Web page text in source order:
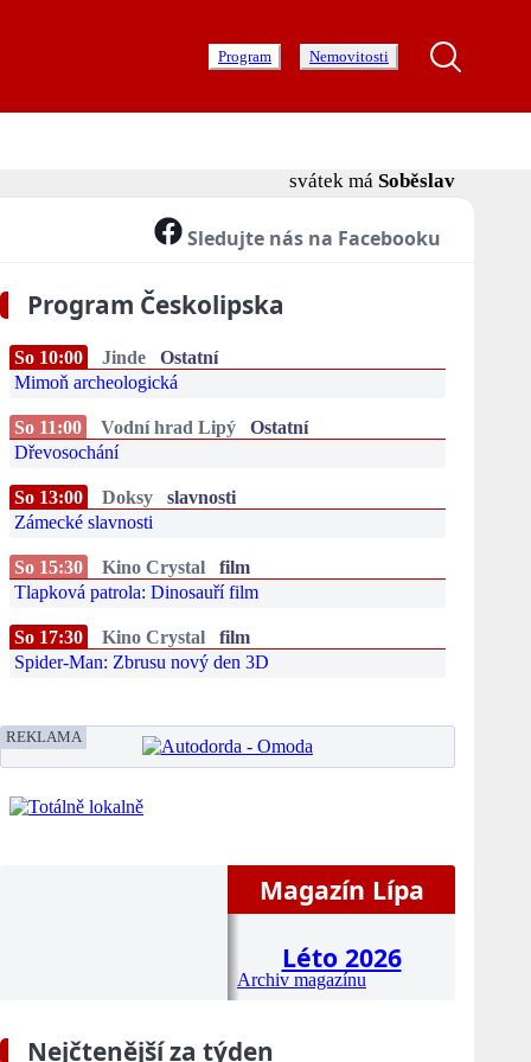
Program Nemovitosti
svátek má Soběslav
Sledujte nás na Facebooku
Program Českolipska
So 10:00 Jinde
Ostatní
Mimoň archeologická
So 11:00 Vodní hrad Lipý
Ostatní
Dřevosochání
So 13:00 Doksy
slavnosti
Zámecké slavnosti
So 15:30 Kino Crystal
film
Tlapková patrola: Dinosauří film
So 17:30 Kino Crystal
film
Spider-Man: Zbrusu nový den 3D
REKLAMA
Magazín Lípa
Léto 2026
Archiv magazínu
Nejčtenější za týden